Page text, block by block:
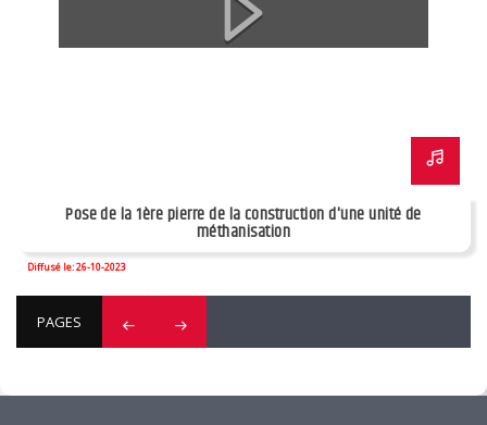
Pose de la 1ère pierre de la construction d'une unité de
méthanisation
Diffusé le: 26-10-2023
PAGES